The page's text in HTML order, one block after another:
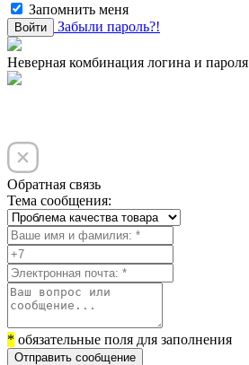
Запомнить меня
Войти Забыли пароль?!
Неверная комбинация логина и пароля
Обратная связь
Тема сообщения:
* обязательные поля для заполнения
Отправить сообщение